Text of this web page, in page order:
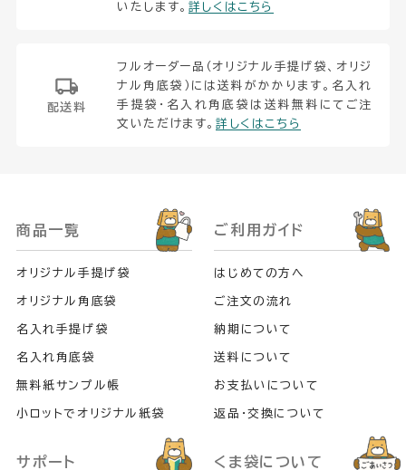
いたします。 詳しくはこちら
配送料
フルオーダー品（オリジナル手提げ袋、オリジ
ナル角底袋）には送料がかかります。名入れ
手提袋・名入れ角底袋は送料無料にてご注
文いただけます。詳しくはこちら
商品一覧
オリジナル手提げ袋
オリジナル角底袋
名入れ手提げ袋
名入れ角底袋
無料紙サンプル帳
小ロットでオリジナル紙袋
ご利用ガイド
はじめての方へ
ご注文の流れ
納期について
送料について
お支払いについて
返品・交換について
サポート くま袋について